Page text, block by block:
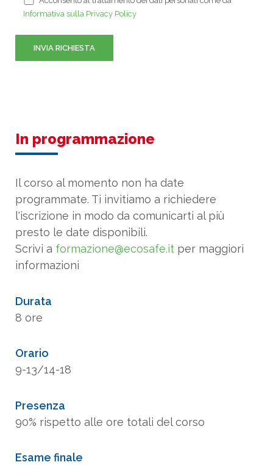
Informativa sulla Privacy Policy
In programmazione
Il corso al momento non ha date
programmate. Ti invitiamo a richiedere
l'iscrizione in modo da comunicarti al più
presto le date disponibili.
Scrivi a formazione@ecosafe.it per maggiori
informazioni
Durata
8 ore
Orario
9-13/14-18
Presenza
90% rispetto alle ore totali del corso
Esame finale